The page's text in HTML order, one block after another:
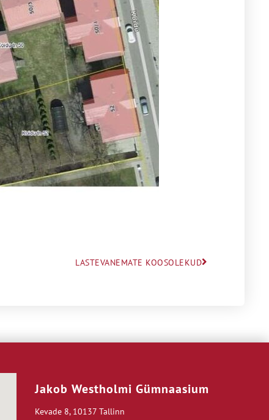
LASTEVANEMATE KOOSOLEKUD
Jakob Westholmi Gümnaasium
Kevade 8, 10137 Tallinn